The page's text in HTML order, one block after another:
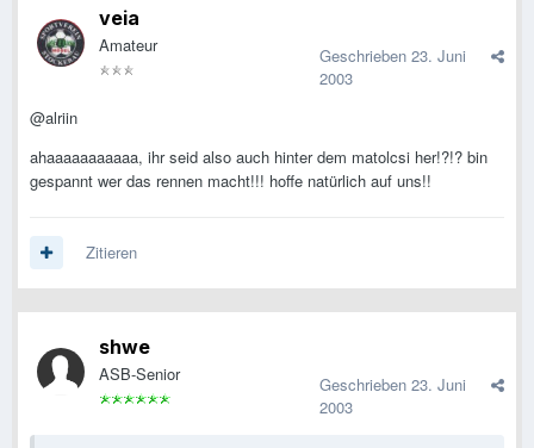
veia
Amateur Geschrieben 23. Juni
2003
@alriin
ahaaaaaaaaaaa, ihr seid also auch hinter dem matolcsi her!?!? bin
gespannt wer das rennen macht!!! hoffe natürlich auf uns!!
Zitieren
shwe
ASB-Senior Geschrieben 23. Juni
2003